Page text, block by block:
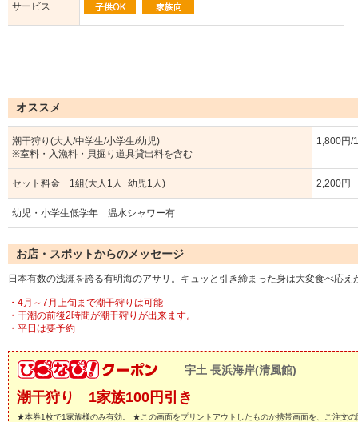
サービス
オススメ
潮干狩り(大人/中学生/小学生/幼児)
※室料・入漁料・貝掘り道具貸出料を含む
1,800円/
セット料金 1組(大人1人+幼児1人) 2,200円
幼児・小学生低学年 温水シャワー有
お店・スポットからのメッセージ
日本有数の浅瀬を誇る有明海のアサリ。キュッと引き締まった身は大変食べ応
・4月～7月上旬まで潮干狩りは可能
・干潮の前後2時間が潮干狩りが出来ます。
・平日は要予約
宇土 長浜海岸(清風館)
潮干狩り 1家族100円引き
★本券1枚で1家族様のみ有効。 ★この画面をプリントアウトしたものか携帯画面を、ご注文